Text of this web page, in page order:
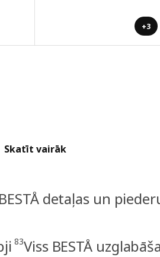
+3
Skatīt vairāk
BESTÅ detaļas un
83Viss BESTÅ